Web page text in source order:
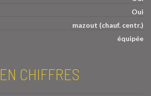
Oui
mazout (chauf. centr.)
équipée
EN CHIFFRES